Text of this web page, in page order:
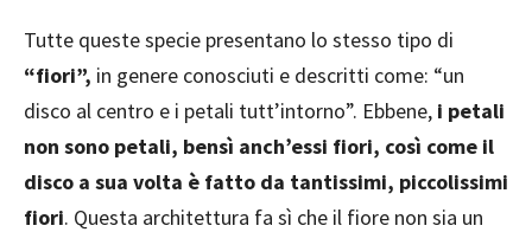
Tutte queste specie presentano lo stesso tipo di
“fiori”, in genere conosciuti e descritti come: “un
disco al centro e i petali tutt’intorno”. Ebbene, i petali
non sono petali, bensì anch’essi fiori, così come il
disco a sua volta è fatto da tantissimi, piccolissimi
fiori. Questa architettura fa sì che il fiore non sia un